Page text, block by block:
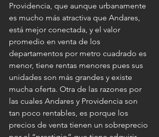
Providencia, que aunque urbanamente
es mucho más atractiva que Andares,
está mejor conectada, y el valor
promedio en venta de los
departamentos por metro cuadrado es
menor, tiene rentas menores pues sus
unidades son más grandes y existe
mucha oferta. Otra de las razones por
las cuales Andares y Providencia son
tan poco rentables, es porque los
precios de venta tienen un sobreprecio